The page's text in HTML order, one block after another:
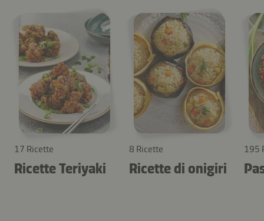
17 Ricette
Ricette Teriyaki
8 Ricette
Ricette di onigiri
195